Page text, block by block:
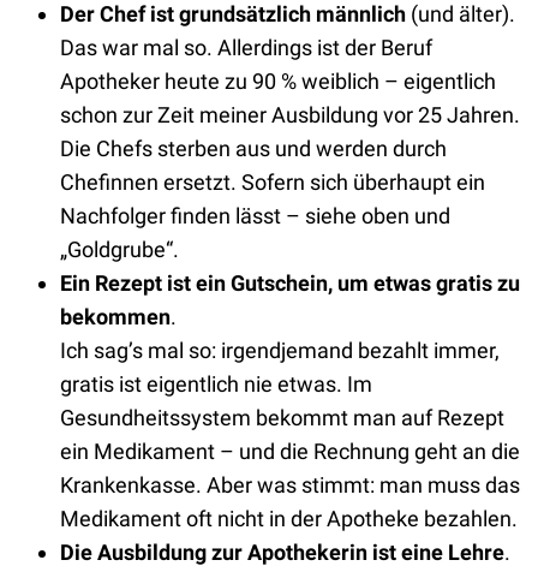
Der Chef ist grundsätzlich männlich (und älter).
Das war mal so. Allerdings ist der Beruf
Apotheker heute zu 90 % weiblich – eigentlich
schon zur Zeit meiner Ausbildung vor 25 Jahren.
Die Chefs sterben aus und werden durch
Chefinnen ersetzt. Sofern sich überhaupt ein
Nachfolger finden lässt – siehe oben und
„Goldgrube“.
Ein Rezept ist ein Gutschein, um etwas gratis zu
bekommen.
Ich sag’s mal so: irgendjemand bezahlt immer,
gratis ist eigentlich nie etwas. Im
Gesundheitssystem bekommt man auf Rezept
ein Medikament – und die Rechnung geht an die
Krankenkasse. Aber was stimmt: man muss das
Medikament oft nicht in der Apotheke bezahlen.
Die Ausbildung zur Apothekerin ist eine Lehre.